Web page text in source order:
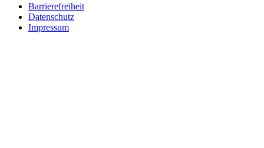
Barrierefreiheit
Datenschutz
Impressum